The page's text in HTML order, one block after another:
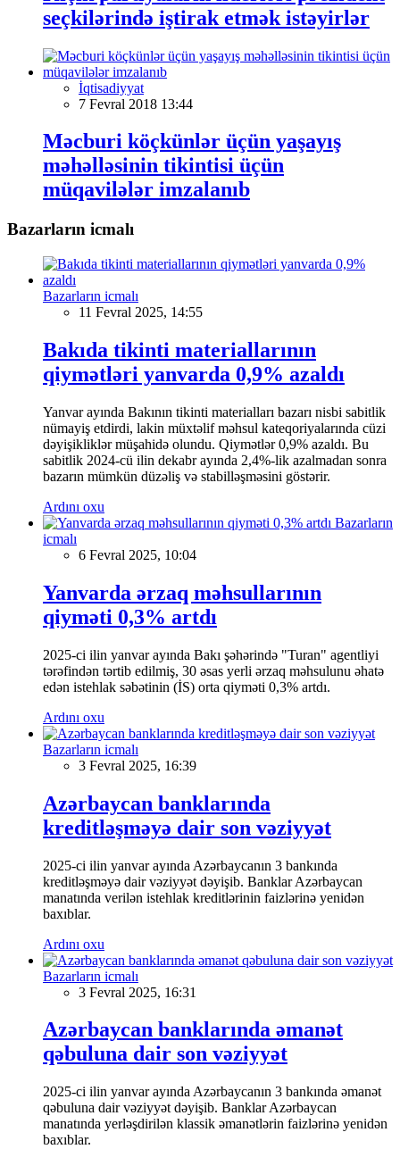
seçkilərində iştirak etmək istəyirlər
İqtisadiyyat
7 Fevral 2018 13:44
Məcburi köçkünlər üçün yaşayış
məhəlləsinin tikintisi üçün
müqavilələr imzalanıb
Bazarların icmalı
Bazarların icmalı
11 Fevral 2025, 14:55
Bakıda tikinti materiallarının
qiymətləri yanvarda 0,9% azaldı
Yanvar ayında Bakının tikinti materialları bazarı nisbi sabitlik
nümayiş etdirdi, lakin müxtəlif məhsul kateqoriyalarında cüzi
dəyişikliklər müşahidə olundu. Qiymətlər 0,9% azaldı. Bu
sabitlik 2024-cü ilin dekabr ayında 2,4%-lik azalmadan sonra
bazarın mümkün düzəliş və stabilləşməsini göstərir.
Ardını oxu
Bazarların
icmalı
6 Fevral 2025, 10:04
Yanvarda ərzaq məhsullarının
qiyməti 0,3% artdı
2025-ci ilin yanvar ayında Bakı şəhərində "Turan" agentliyi
tərəfindən tərtib edilmiş, 30 əsas yerli ərzaq məhsulunu əhatə
edən istehlak səbətinin (İS) orta qiyməti 0,3% artdı.
Ardını oxu
Bazarların icmalı
3 Fevral 2025, 16:39
Azərbaycan banklarında
kreditləşməyə dair son vəziyyət
2025-ci ilin yanvar ayında Azərbaycanın 3 bankında
kreditləşməyə dair vəziyyət dəyişib. Banklar Azərbaycan
manatında verilən istehlak kreditlərinin faizlərinə yenidən
baxıblar.
Ardını oxu
Bazarların icmalı
3 Fevral 2025, 16:31
Azərbaycan banklarında əmanət
qəbuluna dair son vəziyyət
2025-ci ilin yanvar ayında Azərbaycanın 3 bankında əmanət
qəbuluna dair vəziyyət dəyişib. Banklar Azərbaycan
manatında yerləşdirilən klassik əmanətlərin faizlərinə yenidən
baxıblar.